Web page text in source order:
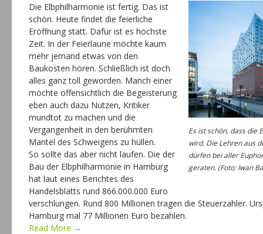
Es ist schön, dass die
wird. Die Lehren aus
dürfen bei aller
geraten. (Foto: Iwan
Die Elbphilharmonie ist fertig. Das ist
schön. Heute findet die feierliche
Eröffnung statt. Dafür ist es höchste
Zeit. In der Feierlaune möchte kaum
mehr jemand etwas von den
Baukosten hören. Schließlich ist doch
alles ganz toll geworden. Manch einer
möchte offensichtlich die Begeisterung
eben auch dazu Nutzen, Kritiker
mundtot zu machen und die
Vergangenheit in den berühmten
Mantel des Schweigens zu hüllen.
So sollte das aber nicht laufen. Die der
Bau der Elbphilharmonie in Hamburg
hat laut eines Berichtes des
Handelsblatts rund 866.000.000 Euro
verschlungen. Rund 800 Millionen tragen die Steuerzahler.
Hamburg mal 77 Millionen Euro bezahlen.
Read More →